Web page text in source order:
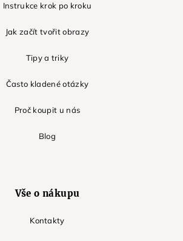
Instrukce krok po kroku
Jak začít tvořit obrazy
Tipy a triky
Často kladené otázky
Proč koupit u nás
Blog
Vše o nákupu
Kontakty